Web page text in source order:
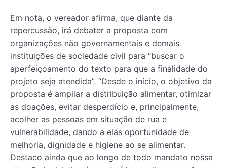
Em nota, o vereador afirma, que diante da
repercussão, irá debater a proposta com
organizações não governamentais e demais
instituições de sociedade civil para “buscar o
aperfeiçoamento do texto para que a finalidade do
projeto seja atendida”. “Desde o início, o objetivo da
proposta é ampliar a distribuição alimentar, otimizar
as doações, evitar desperdício e, principalmente,
acolher as pessoas em situação de rua e
vulnerabilidade, dando a elas oportunidade de
melhoria, dignidade e higiene ao se alimentar.
Destaco ainda que ao longo de todo mandato nossa